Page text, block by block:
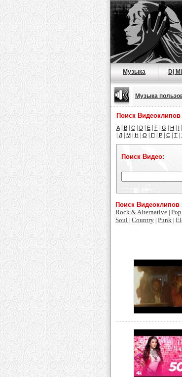
Музыка Dj
Музыка
Поиск
A| B| C| D| E| F| G H I
Л| М| Н О П Р| С| Т|
Поиск Видео:
Поиск
Rock & Alternative Pop
Soul Country Punk